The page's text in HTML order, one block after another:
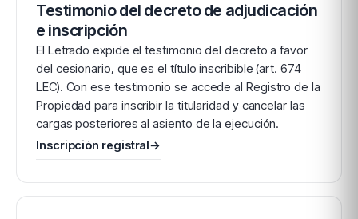
Testimonio del decreto de adjudicación
e inscripción
El Letrado expide el testimonio del decreto a favor
del cesionario, que es el título inscribible (art. 674
LEC). Con ese testimonio se accede al Registro de la
Propiedad para inscribir la titularidad y cancelar las
cargas posteriores al asiento de la ejecución.
Inscripción registral→